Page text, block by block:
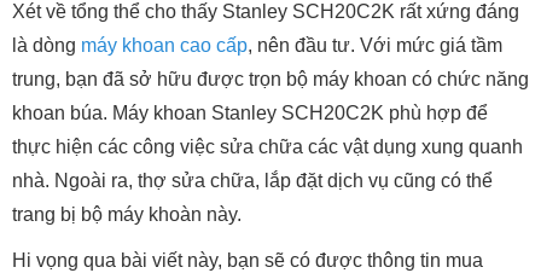
Xét về tổng thể cho thấy Stanley SCH20C2K rất xứng đáng
là dòng máy khoan cao cấp, nên đầu tư. Với mức giá tầm
trung, bạn đã sở hữu được trọn bộ máy khoan có chức năng
khoan búa. Máy khoan Stanley SCH20C2K phù hợp để
thực hiện các công việc sửa chữa các vật dụng xung quanh
nhà. Ngoài ra, thợ sửa chữa, lắp đặt dịch vụ cũng có thể
trang bị bộ máy khoàn này.
Hi vọng qua bài viết này, bạn sẽ có được thông tin mua